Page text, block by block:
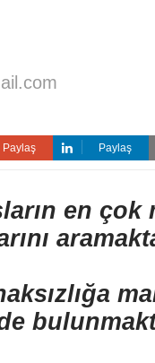
Paylaş Paylaş
en çok